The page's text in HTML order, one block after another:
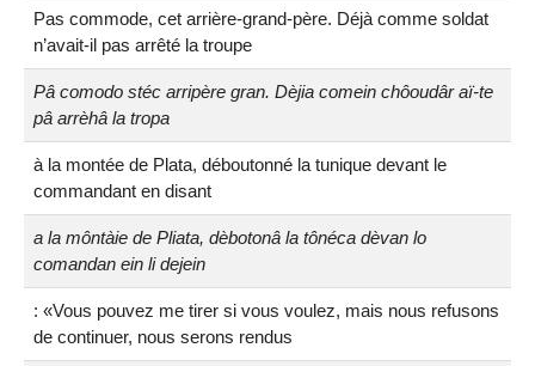
Pas commode, cet arrière-grand-père. Déjà comme soldat
n’avait-il pas arrêté la troupe
Pâ comodo stéc arripère gran. Dèjia comein chôoudâr aï-te
pâ arrèhâ la tropa
à la montée de Plata, déboutonné la tunique devant le
commandant en disant
a la môntàie de Pliata, dèbotonâ la tônéca dèvan lo
comandan ein li dejein
: «Vous pouvez me tirer si vous voulez, mais nous refusons
de continuer, nous serons rendus